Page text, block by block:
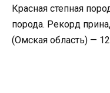
Красная степная
порода. Рекорд
(Омская область) —